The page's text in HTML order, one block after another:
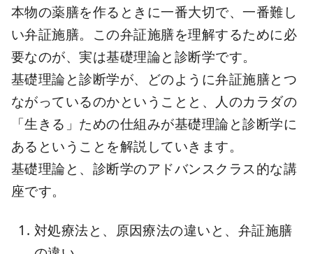
本物の薬膳を作るときに一番大切で、一番難し
い弁証施膳。この弁証施膳を理解するために必
要なのが、実は基礎理論と診断学です。
基礎理論と診断学が、どのように弁証施膳とつ
ながっているのかということと、人のカラダの
「生きる」ための仕組みが基礎理論と診断学に
あるということを解説していきます。
基礎理論と、診断学のアドバンスクラス的な講
座です。
対処療法と、原因療法の違いと、弁証施膳